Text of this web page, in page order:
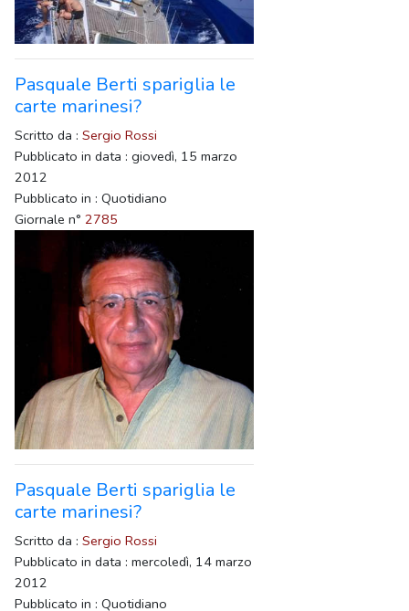
Pasquale Berti spariglia le
carte marinesi?
Scritto da : Sergio Rossi
Pubblicato in data : giovedì, 15 marzo
2012
Pubblicato in : Quotidiano
Giornale n° 2785
Pasquale Berti spariglia le
carte marinesi?
Scritto da : Sergio Rossi
Pubblicato in data : mercoledì, 14 marzo
2012
Pubblicato in : Quotidiano